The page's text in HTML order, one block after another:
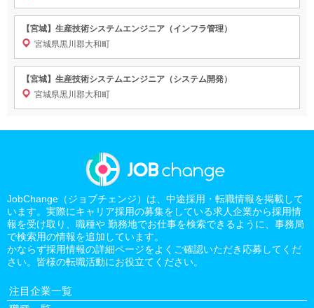
【宮城】生産技術システムエンジニア（インフラ管理）
宮城県黒川郡大和町
【宮城】生産技術システムエンジニア（システム開発）
宮城県黒川郡大和町
JobChange（ジョブチェンジ）は、中途採用・転職情報を掲載して
います。実際にキャリア採用の募集をしている求人企業から採用情
報を受け取り、職種や 勤務地でお仕事を検索できるように、事務局
で検索用の情報を追加しています。
かならず採用情報の詳細ページをよくご確認いただき応募してくだ
さい。皆様の転職活動にお役立てください。
注目企業一覧